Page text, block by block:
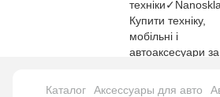
Каталог Аксессуары для авто